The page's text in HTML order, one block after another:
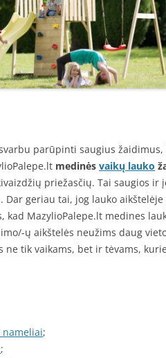
parūpinti saugius
medinės vaikų lauko
priežasčių. Tai saugios ir
geriau tai, jog lauko
MazylioPalepe.lt medines
ų aikštelės neužims daug
ne tik vaikams, bet ir tėvams,
nameliai;
;